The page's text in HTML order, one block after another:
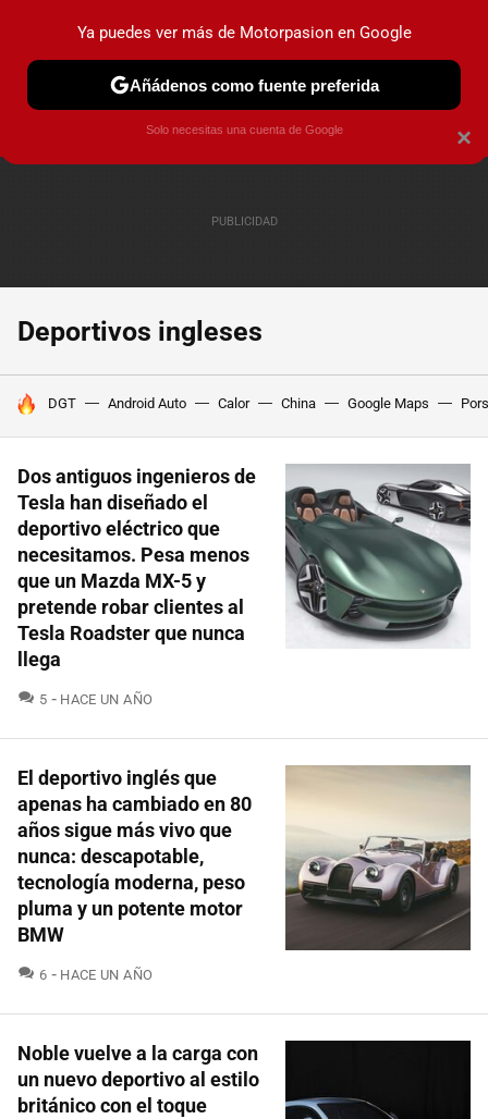
PRUEBAS COCHES ELÉCTRICOS OBSERVATORIO
Deportivos ingleses
HOY SE HABLA DE
DGT Android Auto Calor China Google Maps
Dos antiguos ingenieros de
Tesla han diseñado el
deportivo eléctrico que
necesitamos. Pesa menos
que un Mazda MX-5 y
pretende robar clientes al
Tesla Roadster que nunca
llega
5 COMENTARIOS
HACE UN AÑO
El deportivo inglés que
apenas ha cambiado en 80
años sigue más vivo que
nunca: descapotable,
tecnología moderna, peso
pluma y un potente motor
BMW
6 COMENTARIOS
HACE UN AÑO
Noble vuelve a la carga con
un nuevo deportivo al estilo
británico con el toque
×
Ya puedes ver más de Motorpasion en Google
Añádenos como fuente preferida
Solo necesitas una cuenta de Google